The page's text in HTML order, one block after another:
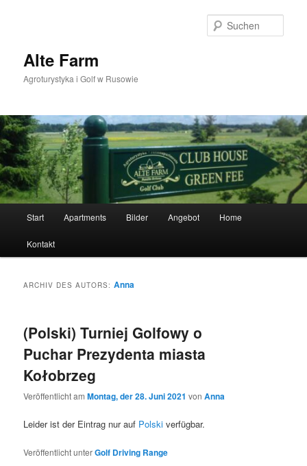
Alte Farm
Agroturystyka i Golf w Rusowie
Start Apartments Bilder Angebot Home
Kontakt
ARCHIV DES AUTORS:Anna
(Polski) Turniej Golfowy o
Puchar Prezydenta miasta
Kołobrzeg
Veröffentlicht amMontag, der 28. Juni 2021 vonAnna
Leider ist der Eintrag nur auf Polski verfügbar.
Veröffentlicht unterGolf Driving Range